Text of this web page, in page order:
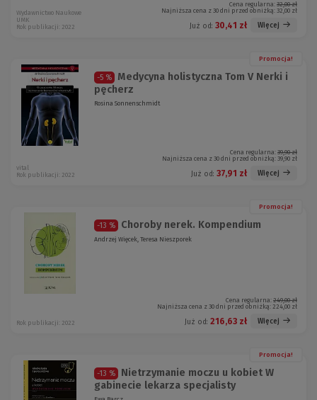
Cena regularna: 32,00 zł
Najniższa cena z 30 dni przed obniżką: 32,00 zł
Już od: 30,41 zł Więcej
Wydawnictwo Naukowe
UMK
Rok publikacji: 2022
Promocja!
-5 %
Medycyna holistyczna Tom V Nerki i
pęcherz
Rosina Sonnenschmidt
Cena regularna: 39,90 zł
Najniższa cena z 30 dni przed obniżką: 39,90 zł
Już od: 37,91 zł Więcej
vital
Rok publikacji: 2022
Promocja!
-13 % Choroby nerek. Kompendium
Andrzej Więcek, Teresa Nieszporek
Cena regularna: 249,00 zł
Najniższa cena z 30 dni przed obniżką: 224,00 zł
Już od: 216,63 zł Więcej
Rok publikacji: 2022
Promocja!
-13 %
Nietrzymanie moczu u kobiet W
gabinecie lekarza specjalisty